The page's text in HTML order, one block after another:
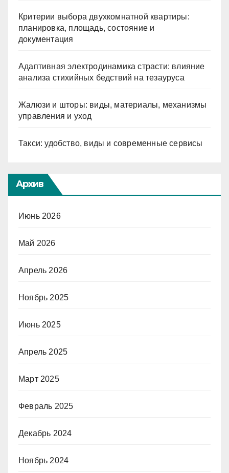
Критерии выбора двухкомнатной квартиры:
планировка, площадь, состояние и
документация
Адаптивная электродинамика страсти: влияние
анализа стихийных бедствий на тезауруса
Жалюзи и шторы: виды, материалы, механизмы
управления и уход
Такси: удобство, виды и современные сервисы
Архив
Июнь 2026
Май 2026
Апрель 2026
Ноябрь 2025
Июнь 2025
Апрель 2025
Март 2025
Февраль 2025
Декабрь 2024
Ноябрь 2024